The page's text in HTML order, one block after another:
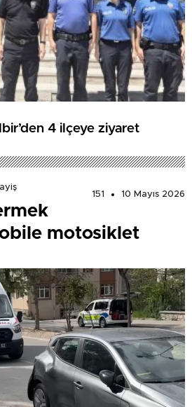
4 ilçeye ziyaret
151
10 Mayıs 2026
motosiklet